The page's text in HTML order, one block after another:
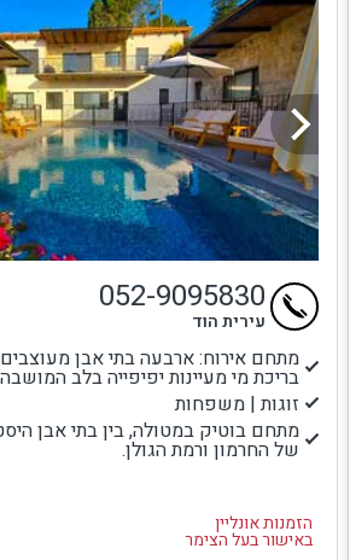
מתחם אירוח: ארבעה בתי אבן
בריכת מי מעיינות יפיפייה בלב
זוגות | משפחות
מתחם בוטיק במטולה, בין בתי אבן
של החרמון ורמת הגולן.
הזמנות אונליין
באישור בעל הצימר
052-9095830
עירית הוד